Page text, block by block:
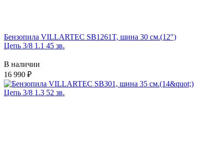
Бензопила VILLARTEC SB1261T, шина 30 см.(12")
Цепь 3/8 1.1 45 зв.
В наличии
16 990